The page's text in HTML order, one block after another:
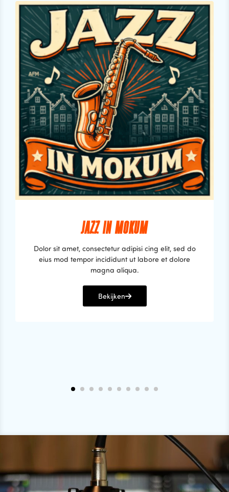
JAZZ IN MOKUM
Dolor sit amet, consectetur adipisi cing elit, sed do
eius mod tempor incididunt ut labore et dolore
magna aliqua.
Bekijken